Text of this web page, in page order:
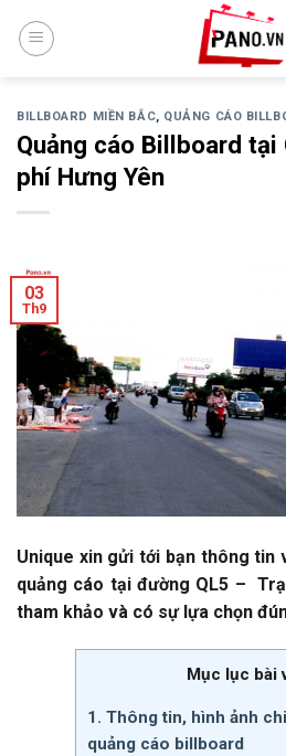
BILLBOARD MIỀN BẮC, QUẢNG CÁO
Quảng cáo Billboard tại
phí Hưng Yên
03
Th9
Unique xin gửi tới bạn thông tin
quảng cáo tại đường QL5 –
tham khảo và có sự lựa chọn
Mục lục bài
1. Thông tin, hình ảnh
quảng cáo billboard